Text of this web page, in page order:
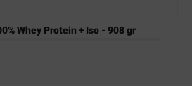
Whey Protein + Iso - 908 gr